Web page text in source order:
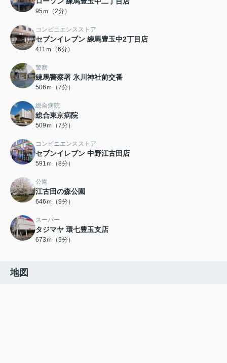
95ｍ（2分）
コンビニエンスストア
セブンイレブン 練馬豊玉中2丁目店
411ｍ（6分）
警察
練馬警察署 氷川神社前交番
506ｍ（7分）
総合病院
総合東京病院
509ｍ（7分）
コンビニエンスストア
セブンイレブン 中野江古田店
591ｍ（8分）
公園
江古田の森公園
646ｍ（9分）
スーパー
タジマヤ 環七豊玉支店
673ｍ（9分）
地図